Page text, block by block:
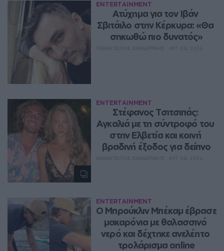
ENTERTAINMENT
Ατύχημα για τον Ιβάν
Σβιτάιλο στην Κέρκυρα: «Θα
σηκωθώ πιο δυνατός»
ENTERTAINMENT
Στέφανος Τσιτσιπάς:
Αγκαλιά με τη σύντροφό του
στην Ελβετία και κοινή
βραδινή έξοδος για δείπνο
ENTERTAINMENT
Ο Μπρούκλιν Μπέκαμ έβρασε
μακαρόνια με θαλασσινό
νερό και δέχτηκε ανελέητο
τρολάρισμα online